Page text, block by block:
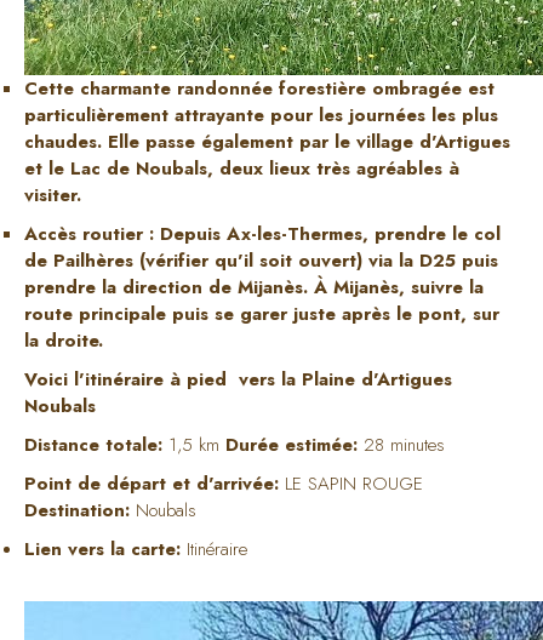
Cette charmante randonnée forestière ombragée est
particulièrement attrayante pour les journées les plus
chaudes. Elle passe également par le village d'Artigues
et le Lac de Noubals, deux lieux très agréables à
visiter.
Accès routier : Depuis Ax-les-Thermes, prendre le col
de Pailhères (vérifier qu'il soit ouvert) via la D25 puis
prendre la direction de Mijanès. À Mijanès, suivre la
route principale puis se garer juste après le pont, sur
la droite.
Voici l'itinéraire à pied vers la Plaine d'Artigues
Noubals
Distance totale: 1,5 km Durée estimée: 28 minutes
Point de départ et d'arrivée: LE SAPIN ROUGE
Destination: Noubals
Lien vers la carte: Itinéraire